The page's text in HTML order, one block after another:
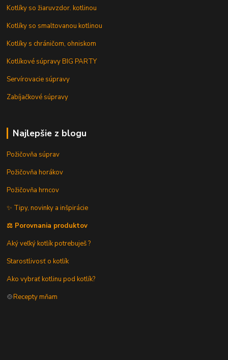
Kotlíky so žiaruvzdor. kotlinou
Kotlíky so smaltovanou kotlinou
Kotlíky s chráničom, ohniskom
Kotlíkové súpravy BIG PARTY
Servírovacie súpravy
Zabíjačkové súpravy
Najlepšie z blogu
Požičovňa súprav
Požičovňa horákov
Požičovňa hrncov
✨ Tipy, novinky a inšpirácie
⚖️ Porovnania produktov
Aký veľký kotlík potrebuješ ?
Starostlivosť o kotlík
Ako vybrať kotlinu pod kotlík?
🍲Recepty mňam